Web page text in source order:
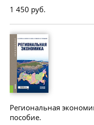
1 450 руб.
Региональная
пособие.